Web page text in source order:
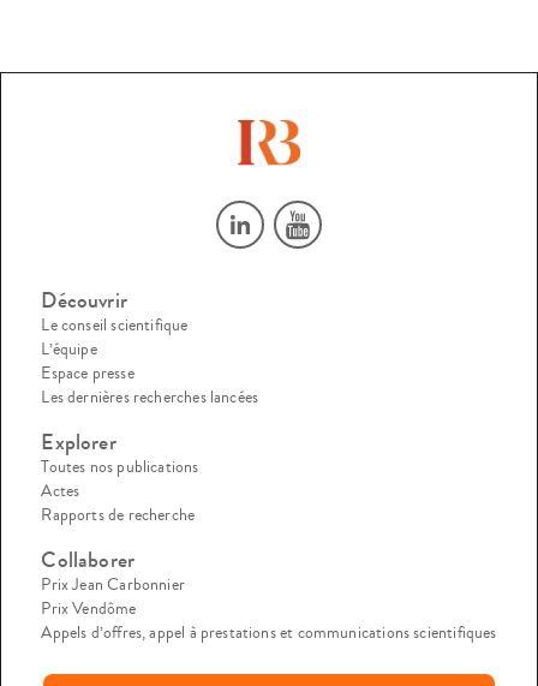
Découvrir
Le conseil scientifique
L’équipe
Espace presse
Les dernières recherches lancées
Explorer
Toutes nos publications
Actes
Rapports de recherche
Collaborer
Prix Jean Carbonnier
Prix Vendôme
Appels d’offres, appel à prestations et communications scientifiques